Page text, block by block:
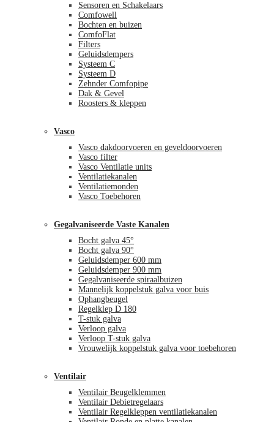
Sensoren en Schakelaars
Comfowell
Bochten en buizen
ComfoFlat
Filters
Geluidsdempers
Systeem C
Systeem D
Zehnder Comfopipe
Dak & Gevel
Roosters & kleppen
Vasco
Vasco dakdoorvoeren en geveldoorvoeren
Vasco filter
Vasco Ventilatie units
Ventilatiekanalen
Ventilatiemonden
Vasco Toebehoren
Gegalvaniseerde Vaste Kanalen
Bocht galva 45°
Bocht galva 90°
Geluidsdemper 600 mm
Geluidsdemper 900 mm
Gegalvaniseerde spiraalbuizen
Mannelijk koppelstuk galva voor buis
Ophangbeugel
Regelklep D 180
T-stuk galva
Verloop galva
Verloop T-stuk galva
Vrouwelijk koppelstuk galva voor toebehoren
Ventilair
Ventilair Beugelklemmen
Ventilair Debietregelaars
Ventilair Regelkleppen ventilatiekanalen